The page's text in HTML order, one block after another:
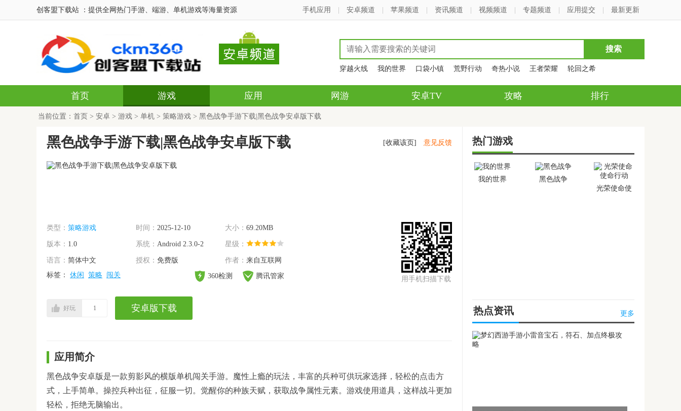
创客盟下载站 ：提供全网热门手游、端游、单机游戏等海量资源 手机应用 安卓频道 苹果频道 资讯频道 视频频道 专题频道 应用提交 最新更新
穿越火线 我的世界 口袋小镇 荒野行动 奇热小说 王者荣耀 轮回之希
首页 游戏 应用 网游 安卓TV 攻略 排行
当前位置： 首页 > 安卓 > 游戏 > 单机 > 策略游戏 > 黑色战争手游下载|黑色战争安卓版下载
黑色战争手游下载|黑色战争安卓版下载 [收藏该页] 意见反馈
类型： 策略游戏 时间： 2025-12-10 大小： 69.20MB
版本： 1.0 系统： Android 2.3.0-2 星级：
语言： 简体中文 授权： 免费版 作者： 来自互联网
标签：
休闲 策略 闯关 360检测 腾讯管家 用手机扫描下载
好玩 1 安卓版下载
应用简介
黑色战争安卓版是一款剪影风的横版单机闯关手游。魔性上瘾的玩法，丰富的兵种可供玩家选择，轻松的点击方
式，上手简单。操控兵种出征，征服一切。觉醒你的种族天赋，获取战争属性元素。游戏使用道具，这样战斗更加
轻松，拒绝无脑输出。
热门游戏
我的世界
黑色战争
光荣使命使
热点资讯 更多